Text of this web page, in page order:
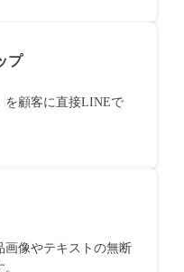
プ
を顧客に直接LINEで
画像やテキストの無断